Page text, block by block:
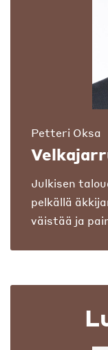
Petteri Oksa
Julkisen
pelkällä
väistää ja